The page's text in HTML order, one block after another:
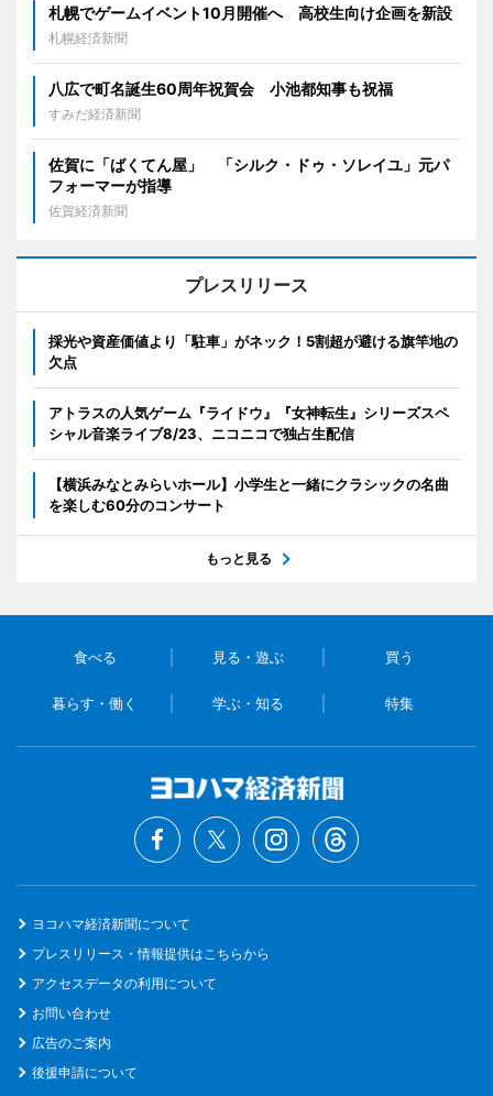
札幌でゲームイベント10月開催へ 高校生向け企画を新設
札幌経済新聞
八広で町名誕生60周年祝賀会 小池都知事も祝福
すみだ経済新聞
佐賀に「ばくてん屋」 「シルク・ドゥ・ソレイユ」元パ
フォーマーが指導
佐賀経済新聞
プレスリリース
採光や資産価値より「駐車」がネック！5割超が避ける旗竿地の
欠点
アトラスの人気ゲーム『ライドウ』『女神転生』シリーズスペ
シャル音楽ライブ8/23、ニコニコで独占生配信
【横浜みなとみらいホール】小学生と一緒にクラシックの名曲
を楽しむ60分のコンサート
もっと見る
食べる 見る・遊ぶ 買う
暮らす・働く 学ぶ・知る 特集
ヨコハマ経済新聞について
プレスリリース・情報提供はこちらから
アクセスデータの利用について
お問い合わせ
広告のご案内
後援申請について